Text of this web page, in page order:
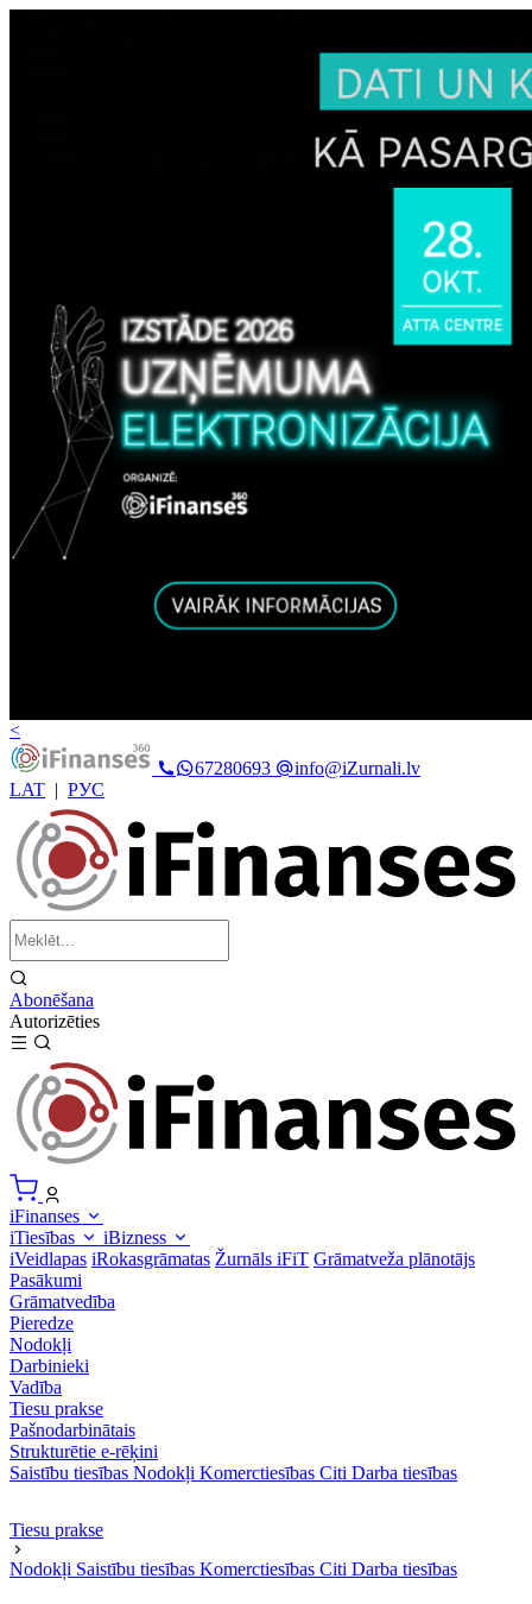
<
67280693
info@iZurnali.lv
LAT | РУС
Abonēšana
Autorizēties
iFinanses
iTiesības
iBizness
iVeidlapas iRokasgrāmatas Žurnāls iFiT Grāmatveža plānotājs
Pasākumi
Grāmatvedība
Pieredze
Nodokļi
Darbinieki
Vadība
Tiesu prakse
Pašnodarbinātais
Strukturētie e-rēķini
Saistību tiesības Nodokļi Komerctiesības Citi Darba tiesības
Tiesu prakse
Nodokļi Saistību tiesības Komerctiesības Citi Darba tiesības